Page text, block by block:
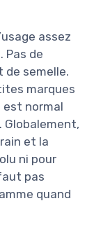
assez
Pas de
de semelle.
marques
est normal
Globalement,
et la
ni pour
pas
quand